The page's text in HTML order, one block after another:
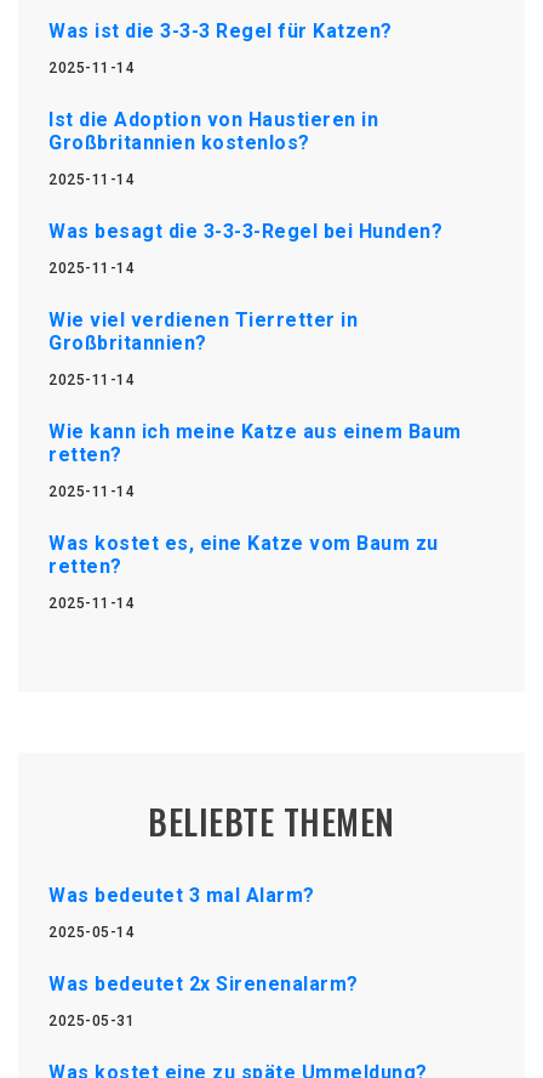
Was ist die 3-3-3 Regel für Katzen?
2025-11-14
Ist die Adoption von Haustieren in
Großbritannien kostenlos?
2025-11-14
Was besagt die 3-3-3-Regel bei Hunden?
2025-11-14
Wie viel verdienen Tierretter in
Großbritannien?
2025-11-14
Wie kann ich meine Katze aus einem Baum
retten?
2025-11-14
Was kostet es, eine Katze vom Baum zu
retten?
2025-11-14
BELIEBTE THEMEN
Was bedeutet 3 mal Alarm?
2025-05-14
Was bedeutet 2x Sirenenalarm?
2025-05-31
Was kostet eine zu späte Ummeldung?